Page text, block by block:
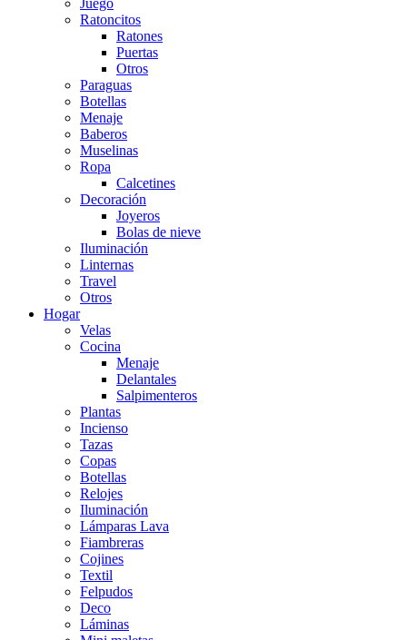
Ratoncitos
Ratones
Puertas
Otros
Paraguas
Botellas
Menaje
Baberos
Muselinas
Ropa
Calcetines
Decoración
Joyeros
Bolas de nieve
Iluminación
Linternas
Travel
Otros
Hogar
Velas
Cocina
Menaje
Delantales
Salpimenteros
Plantas
Incienso
Tazas
Copas
Botellas
Relojes
Iluminación
Lámparas Lava
Fiambreras
Cojines
Textil
Felpudos
Deco
Láminas